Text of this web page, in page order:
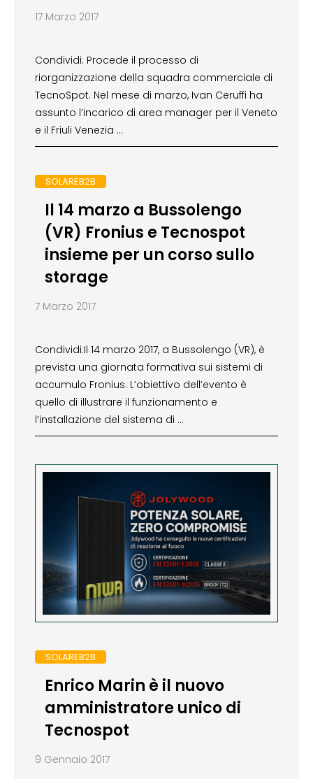
17 Marzo 2017
Condividi: Procede il processo di
riorganizzazione della squadra commerciale di
TecnoSpot. Nel mese di marzo, Ivan Ceruffi ha
assunto l’incarico di area manager per il Veneto
e il Friuli Venezia …
SOLAREB2B
Il 14 marzo a Bussolengo
(VR) Fronius e Tecnospot
insieme per un corso sullo
storage
7 Marzo 2017
Condividi:Il 14 marzo 2017, a Bussolengo (VR), è
prevista una giornata formativa sui sistemi di
accumulo Fronius. L’obiettivo dell’evento è
quello di illustrare il funzionamento e
l’installazione del sistema di …
SOLAREB2B
Enrico Marin è il nuovo
amministratore unico di
Tecnospot
9 Gennaio 2017